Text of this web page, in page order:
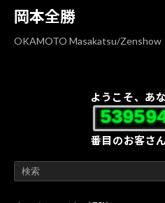
岡本全勝
OKAMOTO Masakatsu/Zenshow
ようこそ、あ
番目のお客さ